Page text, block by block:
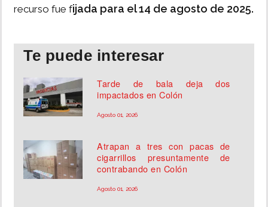
recurso fue fijada para el 14 de agosto de 2025.
Te puede interesar
Tarde de bala deja dos
impactados en Colón
Agosto 01, 2026
Atrapan a tres con pacas de
cigarrillos presuntamente de
contrabando en Colón
Agosto 01, 2026